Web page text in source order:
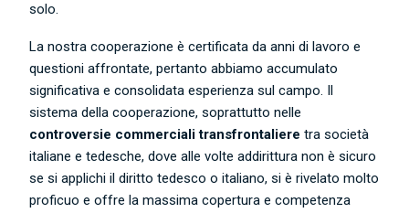
solo.
La nostra cooperazione è certificata da anni di lavoro e
questioni affrontate, pertanto abbiamo accumulato
significativa e consolidata esperienza sul campo. Il
sistema della cooperazione, soprattutto nelle
controversie commerciali transfrontaliere tra società
italiane e tedesche, dove alle volte addirittura non è sicuro
se si applichi il diritto tedesco o italiano, si è rivelato molto
proficuo e offre la massima copertura e competenza